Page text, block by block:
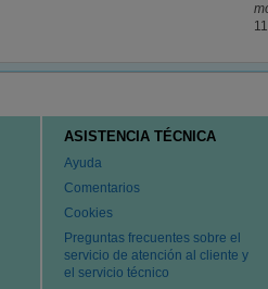
ASISTENCIA TÉCNICA
Ayuda
Comentarios
Cookies
Preguntas frecuentes sobre el
servicio de atención al cliente y
el servicio técnico